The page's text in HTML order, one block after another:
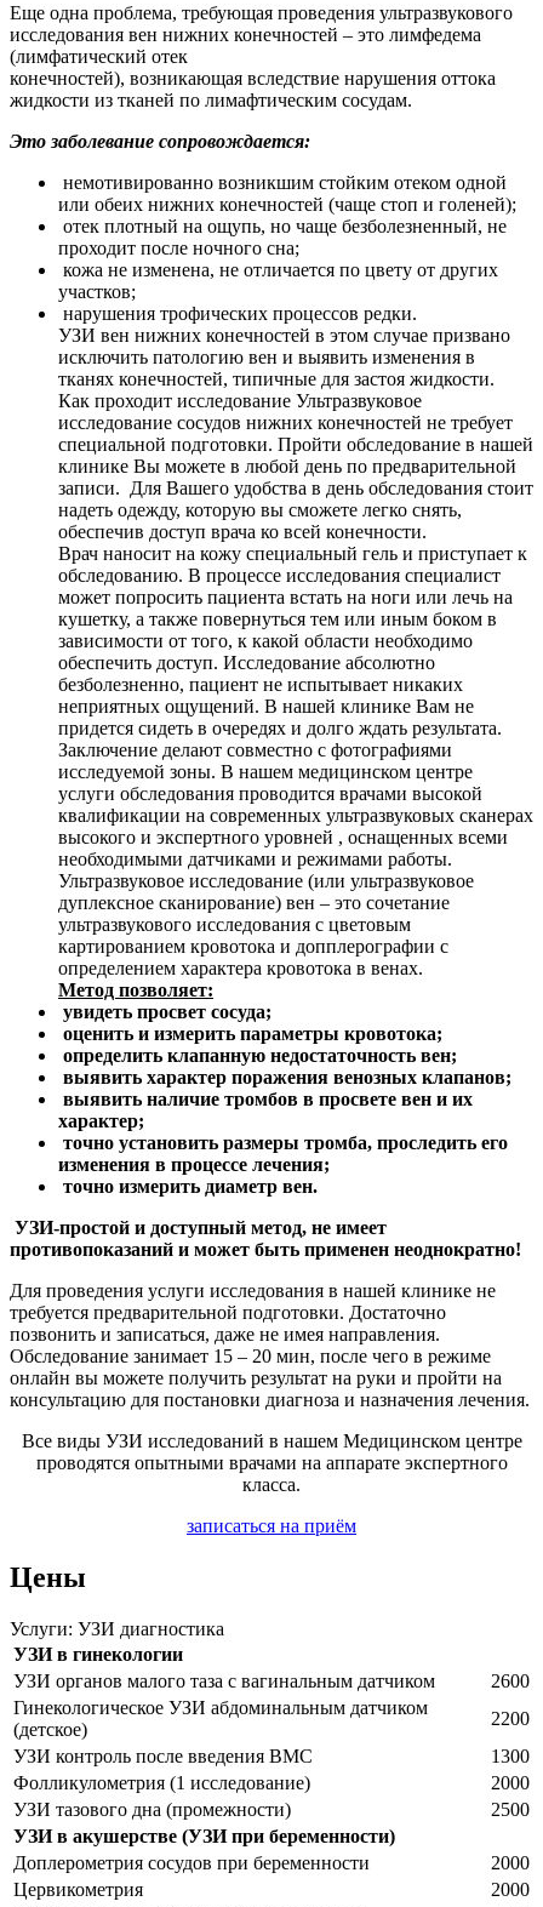
Еще одна проблема, требующая проведения ультразвукового
исследования вен нижних конечностей – это лимфедема
(лимфатический отек
конечностей), возникающая вследствие нарушения оттока
жидкости из тканей по лимафтическим сосудам.
Это заболевание сопровождается:
немотивированно возникшим стойким отеком одной
или обеих нижних конечностей (чаще стоп и голеней);
отек плотный на ощупь, но чаще безболезненный, не
проходит после ночного сна;
кожа не изменена, не отличается по цвету от других
участков;
нарушения трофических процессов редки.
УЗИ вен нижних конечностей в этом случае призвано
исключить патологию вен и выявить изменения в
тканях конечностей, типичные для застоя жидкости.
Как проходит исследование Ультразвуковое
исследование сосудов нижних конечностей не требует
специальной подготовки. Пройти обследование в нашей
клинике Вы можете в любой день по предварительной
записи. Для Вашего удобства в день обследования стоит
надеть одежду, которую вы сможете легко снять,
обеспечив доступ врача ко всей конечности.
Врач наносит на кожу специальный гель и приступает к
обследованию. В процессе исследования специалист
может попросить пациента встать на ноги или лечь на
кушетку, а также повернуться тем или иным боком в
зависимости от того, к какой области необходимо
обеспечить доступ. Исследование абсолютно
безболезненно, пациент не испытывает никаких
неприятных ощущений. В нашей клинике Вам не
придется сидеть в очередях и долго ждать результата.
Заключение делают совместно с фотографиями
исследуемой зоны. В нашем медицинском центре
услуги обследования проводится врачами высокой
квалификации на современных ультразвуковых сканерах
высокого и экспертного уровней , оснащенных всеми
необходимыми датчиками и режимами работы.
Ультразвуковое исследование (или ультразвуковое
дуплексное сканирование) вен – это сочетание
ультразвукового исследования с цветовым
картированием кровотока и допплерографии с
определением характера кровотока в венах.
Метод позволяет:
увидеть просвет сосуда;
оценить и измерить параметры кровотока;
определить клапанную недостаточность вен;
выявить характер поражения венозных клапанов;
выявить наличие тромбов в просвете вен и их
характер;
точно установить размеры тромба, проследить его
изменения в процессе лечения;
точно измерить диаметр вен.
УЗИ-простой и доступный метод, не имеет
противопоказаний и может быть применен неоднократно!
Для проведения услуги исследования в нашей клинике не
требуется предварительной подготовки. Достаточно
позвонить и записаться, даже не имея направления.
Обследование занимает 15 – 20 мин, после чего в режиме
онлайн вы можете получить результат на руки и пройти на
консультацию для постановки диагноза и назначения лечения.
Все виды УЗИ исследований в нашем Медицинском центре
проводятся опытными врачами на аппарате экспертного
класса.
записаться на приём
Цены
Услуги: УЗИ диагностика
УЗИ в гинекологии
УЗИ органов малого таза с вагинальным датчиком
2600
Гинекологическое УЗИ абдоминальным датчиком
(детское)
2200
УЗИ контроль после введения ВМС
1300
Фолликулометрия (1 исследование)
2000
УЗИ тазового дна (промежности)
2500
УЗИ в акушерстве (УЗИ при беременности)
Доплерометрия сосудов при беременности
2000
Цервикометрия
2000